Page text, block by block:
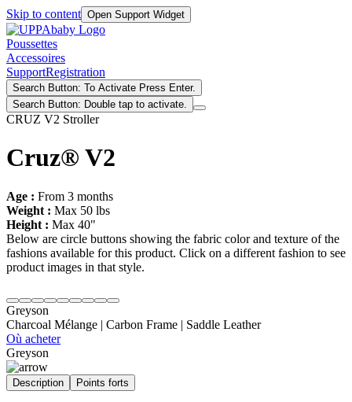
Skip to content Open Support Widget
Poussettes
Accessoires
SupportRegistration
Search Button: To Activate Press Enter.
Search Button: Double tap to activate.
CRUZ V2 Stroller
Cruz® V2
Age : From 3 months
Weight : Max 50 lbs
Height : Max 40"
Below are circle buttons showing the fabric color and texture of the
fashions available for this product. Click on a different fashion to see
product images in that style.
Greyson
Charcoal Mélange | Carbon Frame | Saddle Leather
Où acheter
Greyson
Description Points forts